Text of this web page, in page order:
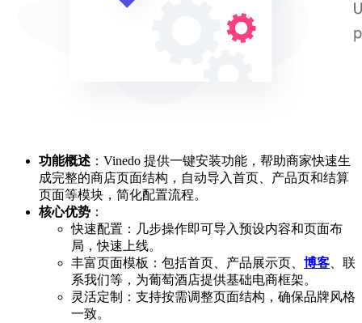
功能概述 ：Vinedo 提供一键安装功能，帮助商家快速生
成完整的商店页面结构，自动导入首页、产品页和结算
页面等模块，简化配置流程。
核心优势 ：
快速配置：几步操作即可导入预设内容和页面布
局，快速上线。
丰富页面模板：包括首页、产品展示页、 博客 、联
系我们等，为葡萄酒店提供基础电商框架。
灵活定制：支持按需调整页面结构，确保品牌风格
一致。